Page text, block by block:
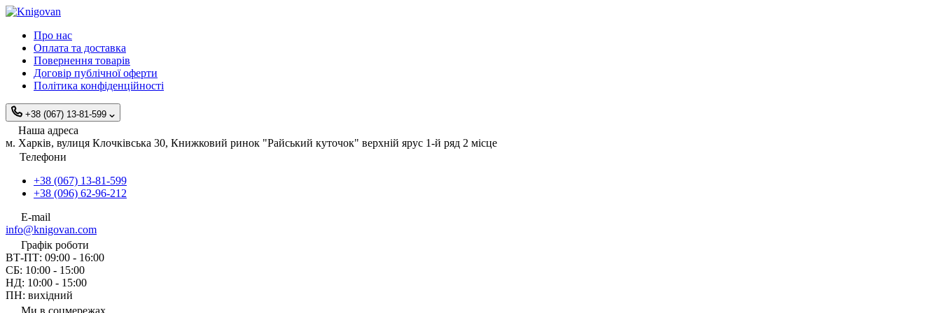
Про нас
Оплата та доставка
Повернення товарів
Договір публічної оферти
Політика конфіденційності
+38 (067) 13-81-599
Наша адреса
м. Харків, вулиця Клочківська 30, Книжковий ринок "Райський куточок" верхній ярус 1-й ряд 2 місце
Телефони
+38 (067) 13-81-599
+38 (096) 62-96-212
E-mail
info@knigovan.com
Графік роботи
ВТ-ПТ: 09:00 - 16:00
СБ: 10:00 - 15:00
НД: 10:00 - 15:00
ПН: вихідний
Ми в соцмережах